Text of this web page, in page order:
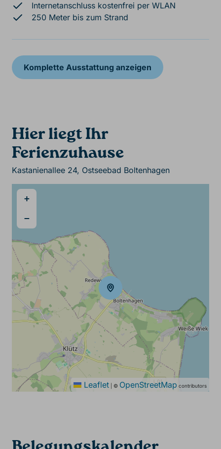
Internetanschluss kostenfrei per WLAN
250 Meter bis zum Strand
Komplette Ausstattung anzeigen
Hier liegt Ihr
Ferienzuhause
Kastanienallee 24, Ostseebad Boltenhagen
+
−
Leaflet © OpenStreetMap contributors